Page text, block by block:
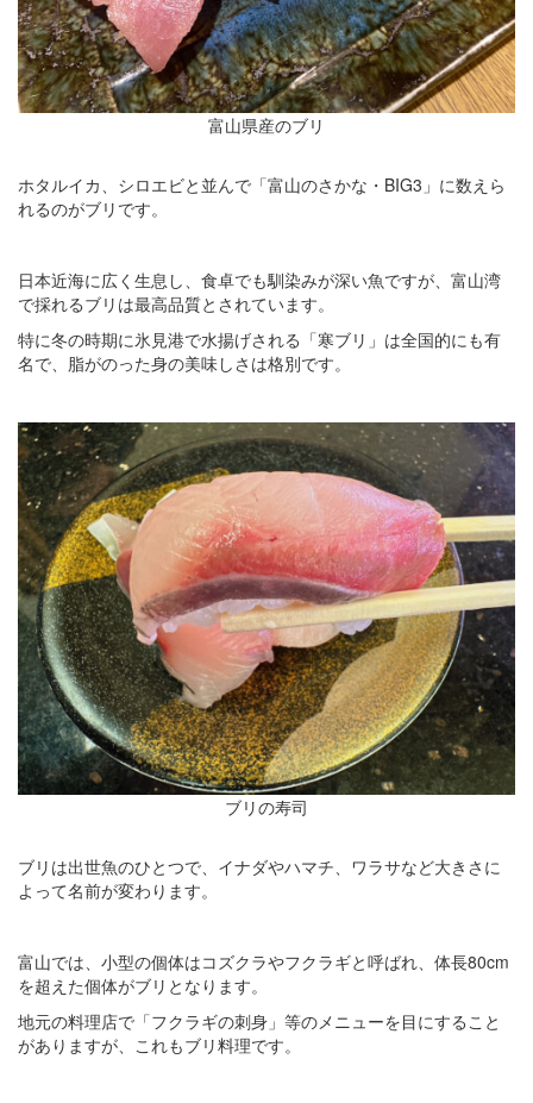
富山県産のブリ
ホタルイカ、シロエビと並んで「富山のさかな・BIG3」に数えら
れるのがブリです。
日本近海に広く生息し、食卓でも馴染みが深い魚ですが、富山湾
で採れるブリは最高品質とされています。
特に冬の時期に氷見港で水揚げされる「寒ブリ」は全国的にも有
名で、脂がのった身の美味しさは格別です。
ブリの寿司
ブリは出世魚のひとつで、イナダやハマチ、ワラサなど大きさに
よって名前が変わります。
富山では、小型の個体はコズクラやフクラギと呼ばれ、体長80cm
を超えた個体がブリとなります。
地元の料理店で「フクラギの刺身」等のメニューを目にすること
がありますが、これもブリ料理です。